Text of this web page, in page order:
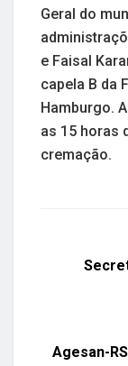
Geral do
e Faisal
capela B da
Hamburgo.
as 15 horas
cremação.
Agesan-